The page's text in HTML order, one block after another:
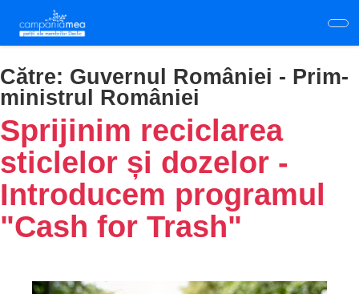
main
content
Către: Guvernul României - Prim-
ministrul României
Sprijinim reciclarea
sticlelor și dozelor -
Introducem programul
"Cash for Trash"